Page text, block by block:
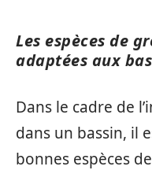
Les espèces de
adaptées aux
Dans le cadre de
dans un bassin, il
bonnes espèces de